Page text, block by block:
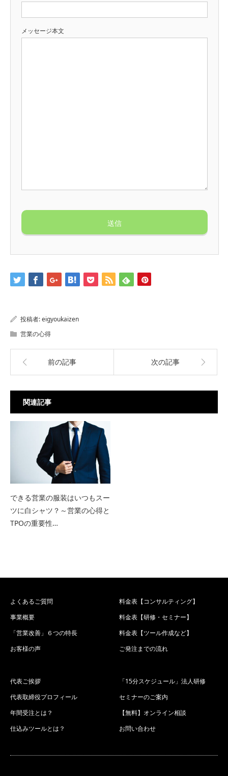
メッセージ本文
投稿者:eigyoukaizen
営業の心得
前の記事 次の記事
関連記事
できる営業の服装はいつもスー
ツに白シャツ？～営業の心得と
TPOの重要性…
よくあるご質問
事業概要
「営業改善」６つの特長
お客様の声
料金表【コンサルティング】
料金表【研修・セミナー】
料金表【ツール作成など】
ご発注までの流れ
代表ご挨拶
代表取締役プロフィール
年間受注とは？
仕込みツールとは？
「15分スケジュール」法人研修
セミナーのご案内
【無料】オンライン相談
お問い合わせ